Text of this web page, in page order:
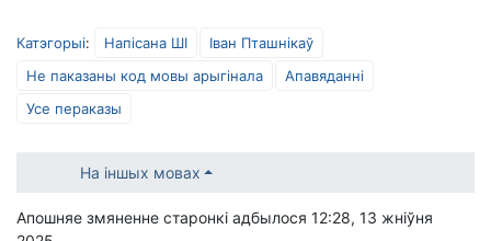
Катэгорыі: Напісана ШІ
Іван Пташнікаў
Не паказаны код мовы арыгінала
Апавяданні
Усе пераказы
На іншых мовах
Апошняе змяненне старонкі адбылося 12:28, 13 жніўня